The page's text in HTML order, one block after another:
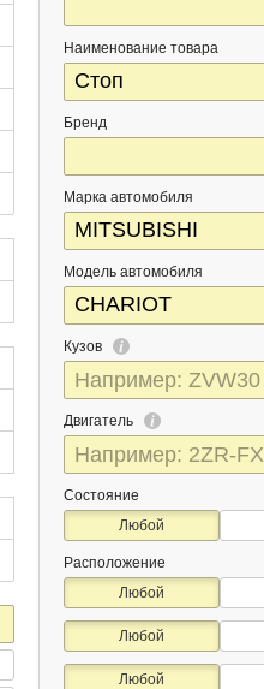
Наименование товара
Бренд
Марка автомобиля
Модель автомобиля
Кузов
Двигатель
Состояние
Любой
Расположение
Любой
Любой
Любой